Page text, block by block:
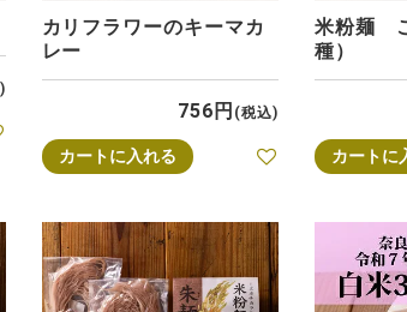
カリフラワーのキーマカ
レー
756 税込
カートに入れる
米粉麺
種）
カートに